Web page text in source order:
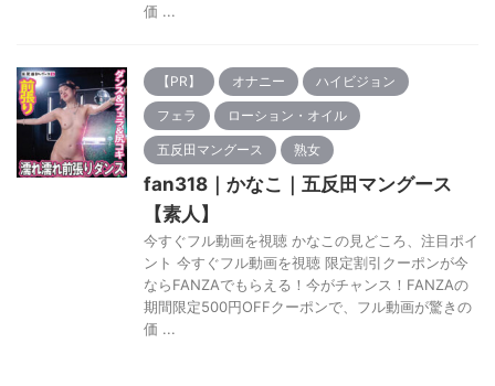
価 ...
【PR】 オナニー ハイビジョン
フェラ ローション・オイル
五反田マングース 熟女
fan318｜かなこ｜五反田マングース
【素人】
今すぐフル動画を視聴 かなこの見どころ、注目ポイ
ント 今すぐフル動画を視聴 限定割引クーポンが今
ならFANZAでもらえる！今がチャンス！FANZAの
期間限定500円OFFクーポンで、フル動画が驚きの
価 ...